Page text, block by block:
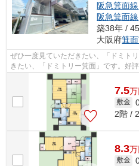
阪急箕面線
阪急箕面線
築38年 /
大阪府箕
ぜひ一度見ていただきたい、「ドミト
きたい、「ドミトリー箕面」です。好
歩10分に立地しています。防犯対策も...
7.5万
敷金
2階 /
8.3万
敷金